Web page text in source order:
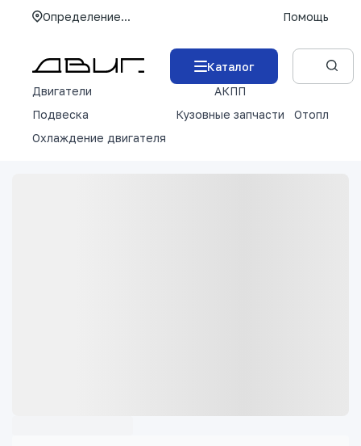
Определение... Помощь
Каталог
Двигатели
АКПП
Подвеска
Кузовные запчасти
Отопление
Охлаждение двигателя